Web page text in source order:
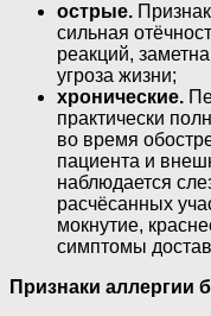
острые.
сильная
реакций,
угроза жизни;
хронические.
практически
во время
пациента и
наблюдается
расчёсанных
мокнутие,
симптомы
Признаки аллергии